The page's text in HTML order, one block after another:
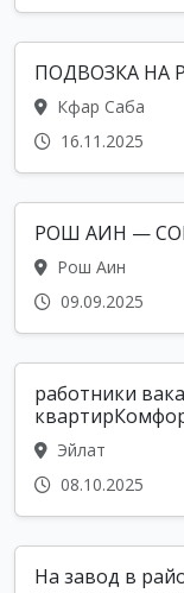
ПОДВОЗКА НА
Кфар Саба
16.11.2025
РОШ АИН —
Рош Аин
09.09.2025
работники
Эйлат
08.10.2025
На завод в